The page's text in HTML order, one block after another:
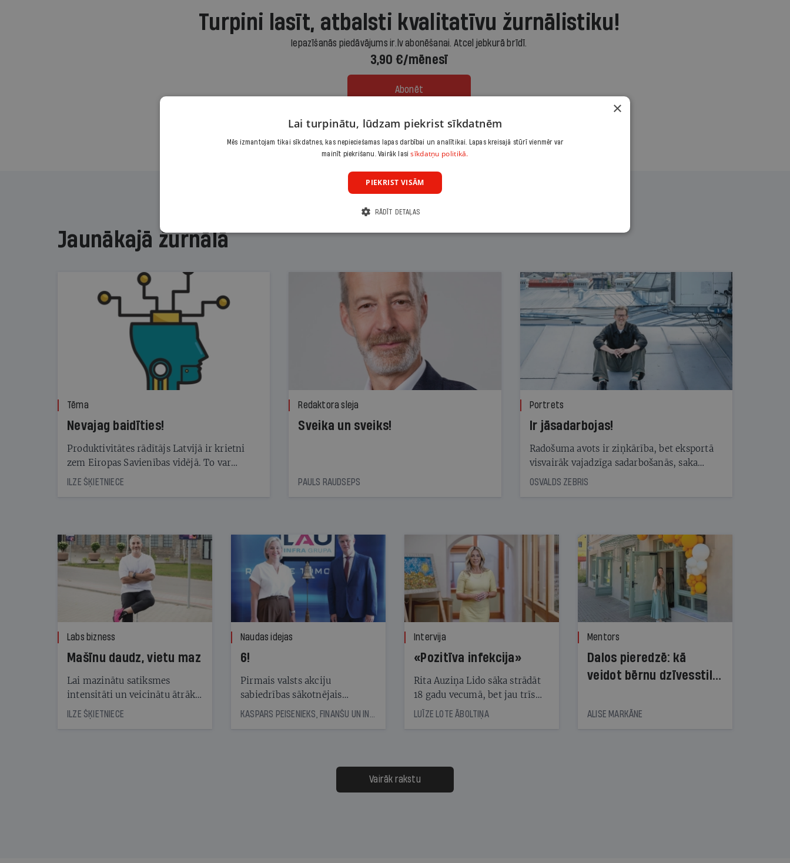
Turpini lasīt, atbalsti kvalitatīvu žurnālistiku!
Iepazīšanās piedāvājums ir.lv abonēšanai. Atcel jebkurā brīdī.
3,90 €/mēnesī
Abonēt
Citas abonēšanas iespējas meklē šeit
Jaunākajā žurnālā
Tēma
Nevajag baidīties!
Produktivitātes rādītājs Latvijā ir krietni
zem Eiropas Savienības vidējā. To var
palīdzēt kāpināt mākslīgā intelekta rīku
izmantošana. Taču — kā tā mainīs dažādas
ILZE ŠĶIETNIECE
Redaktora sleja
Sveika un sveiks!
PAULS RAUDSEPS
Portrets
Ir jāsadarbojas!
Radošuma avots ir ziņkārība, bet eksportā
visvairāk vajadzīga sadarbošanās, saka
Andris Rubīns, kurš reklāmas nozarē strādā
OSVALDS ZEBRIS
Labs bizness
Mašīnu daudz, vietu maz
Lai mazinātu satiksmes
intensitāti un veicinātu ātrāku
automašīnu apriti stāvvietās,
Rīgā jau gadiem darbojas
ILZE ŠĶIETNIECE
Naudas idejas
6!
Pirmais valsts akciju
sabiedrības sākotnējais
publiskais akciju piedāvājums
Intervija
«Pozitīva infekcija»
Rita Auziņa Lido sāka strādāt
18 gadu vecumā, bet jau trīs
gadus vēlāk kā vadītāja atvēra
restorānu lidostā. Tagad viņa
vēsturiski vērienīgākajā
attīstības posmā
LUĪZE LOTE ĀBOLTIŅA
Mentors
Dalos pieredzē: kā
veidot bērnu dzīvesstila
ALISE MARKĀNE
Vairāk rakstu
×
Lai turpinātu, lūdzam piekrist sīkdatnēm
Mēs izmantojam tikai sīkdatnes, kas nepieciešamas lapas darbībai un analītikai. Lapas kreisajā stūrī vienmēr var
mainīt piekrišanu. Vairāk lasisīkdatņu politikā.
PIEKRIST VISĀM
RĀDĪT DETAĻAS